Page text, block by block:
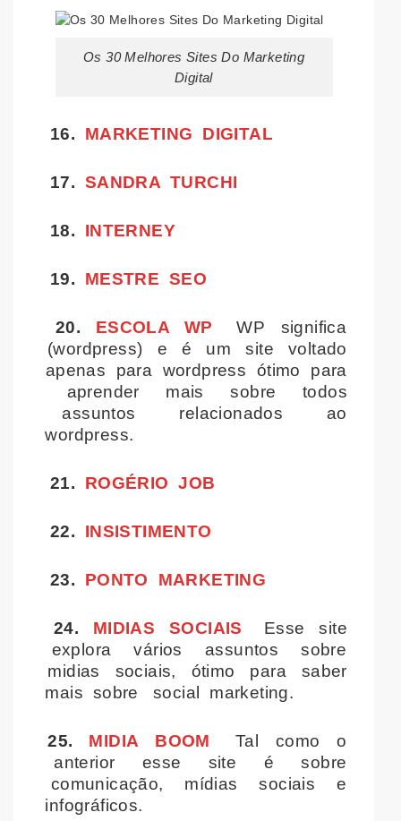
Os 30 Melhores Sites Do Marketing
Digital
16. MARKETING DIGITAL
17. SANDRA TURCHI
18. INTERNEY
19. MESTRE SEO
20. ESCOLA WP WP significa
(wordpress) e é um site voltado
apenas para wordpress ótimo para
aprender mais sobre todos
assuntos relacionados ao
wordpress.
21. ROGÉRIO JOB
22. INSISTIMENTO
23. PONTO MARKETING
24. MIDIAS SOCIAIS Esse site
explora vários assuntos sobre
midias sociais, ótimo para saber
mais sobre social marketing.
25. MIDIA BOOM Tal como o
anterior esse site é sobre
comunicação, mídias sociais e
infográficos.